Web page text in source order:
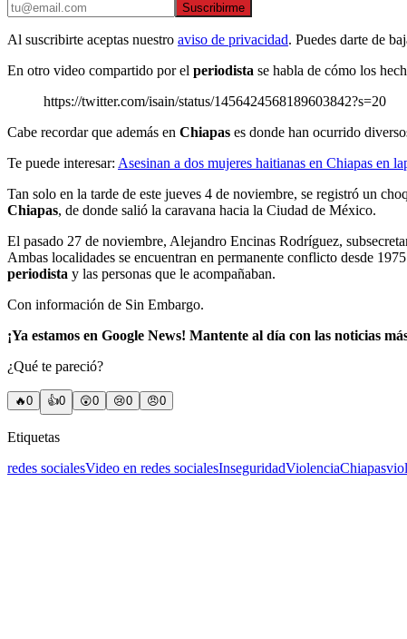
Suscribirme
Al suscribirte aceptas nuestro aviso de privacidad. Puedes darte de
En otro video compartido por el periodista se habla de cómo los
https://twitter.com/isain/status/1456424568189603842?s=20
Cabe recordar que además en Chiapas es donde han ocurrido
Te puede interesar: Asesinan a dos mujeres haitianas en Chiapas en
Tan solo en la tarde de este jueves 4 de noviembre, se registró un
Chiapas, de donde salió la caravana hacia la Ciudad de México.
El pasado 27 de noviembre, Alejandro Encinas Rodríguez,
Ambas localidades se encuentran en permanente conflicto desde
periodista y las personas que le acompañaban.
Con información de Sin Embargo.
¡Ya estamos en Google News! Mantente al día con las noticias
¿Qué te pareció?
🔥0 👍0 😲0 😢0 😠0
Etiquetas
redes socialesVideo en redes socialesInseguridadViolenciaChiapas